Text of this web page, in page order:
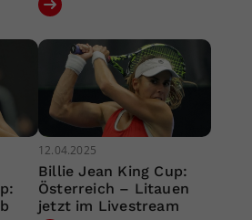
12.04.2025
Billie Jean King Cup:
Österreich – Litauen
jetzt im Livestream